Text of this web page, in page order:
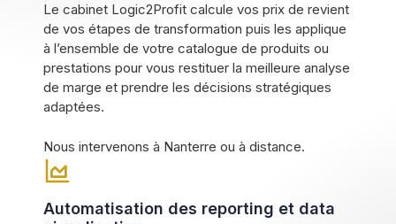
Le cabinet Logic2Profit calcule vos prix de revient
de vos étapes de transformation puis les applique
à l’ensemble de votre catalogue de produits ou
prestations pour vous restituer la meilleure analyse
de marge et prendre les décisions stratégiques
adaptées.
Nous intervenons à Nanterre ou à distance.
Automatisation des reporting et data